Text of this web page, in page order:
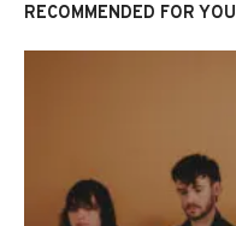
RECOMMENDED FOR YOU